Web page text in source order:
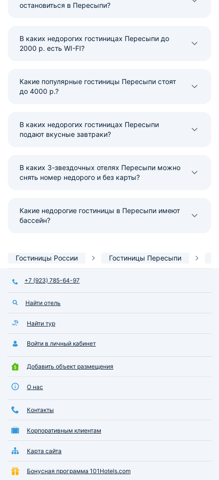
остановиться в Пересыпи?
В каких недорогих гостиницах Пересыпи до
2000 р. есть WI-FI?
Какие популярные гостиницы Пересыпи стоят
до 4000 р.?
В каких недорогих гостиницах Пересыпи
подают вкусные завтраки?
В каких 3-звездочных отелях Пересыпи можно
снять номер недорого и без карты?
Какие недорогие гостиницы в Пересыпи имеют
бассейн?
Гостиницы России Гостиницы Пересыпи
+7 (923) 785-64-97
Найти отель
Найти тур
Войти в личный кабинет
Добавить объект размещения
О нас
Контакты
Корпоративным клиентам
Карта сайта
Бонусная программа 101Hotels.com